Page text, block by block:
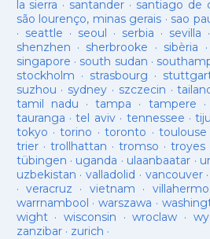
la sierra · santander · santiago de
são lourenço, minas gerais · sao
· seattle · seoul · serbia · sevilla ·
shenzhen · sherbrooke · sibèria ·
singapore · south sudan ·
stockholm · strasbourg ·
suzhou · sydney · szczecin ·
tamil nadu ·tampa · tampere ·
tauranga ·tel aviv· tennessee ·
tokyo ·torino ·toronto ·toulouse
trier· trollhattan · tromso · troyes
tübingen · uganda · ulaanbaatar ·
uzbekistan · valladolid · vancouver·
· veracruz · vietnam ·
warrnambool ·warszawa ·
wight· wisconsin ·wroclaw ·
zanzibar· zurich ·